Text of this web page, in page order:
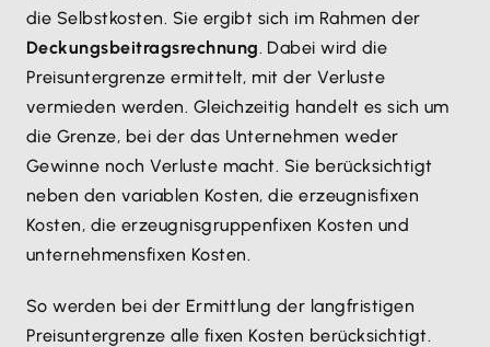
die Selbstkosten. Sie ergibt sich im Rahmen der
Deckungsbeitragsrechnung. Dabei wird die
Preisuntergrenze ermittelt, mit der Verluste
vermieden werden. Gleichzeitig handelt es sich um
die Grenze, bei der das Unternehmen weder
Gewinne noch Verluste macht. Sie berücksichtigt
neben den variablen Kosten, die erzeugnisfixen
Kosten, die erzeugnisgruppenfixen Kosten und
unternehmensfixen Kosten.
So werden bei der Ermittlung der langfristigen
Preisuntergrenze alle fixen Kosten berücksichtigt.